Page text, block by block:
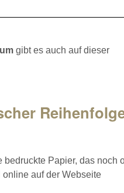
gibt es auch auf dieser
Papier, das noch
auf der Webseite